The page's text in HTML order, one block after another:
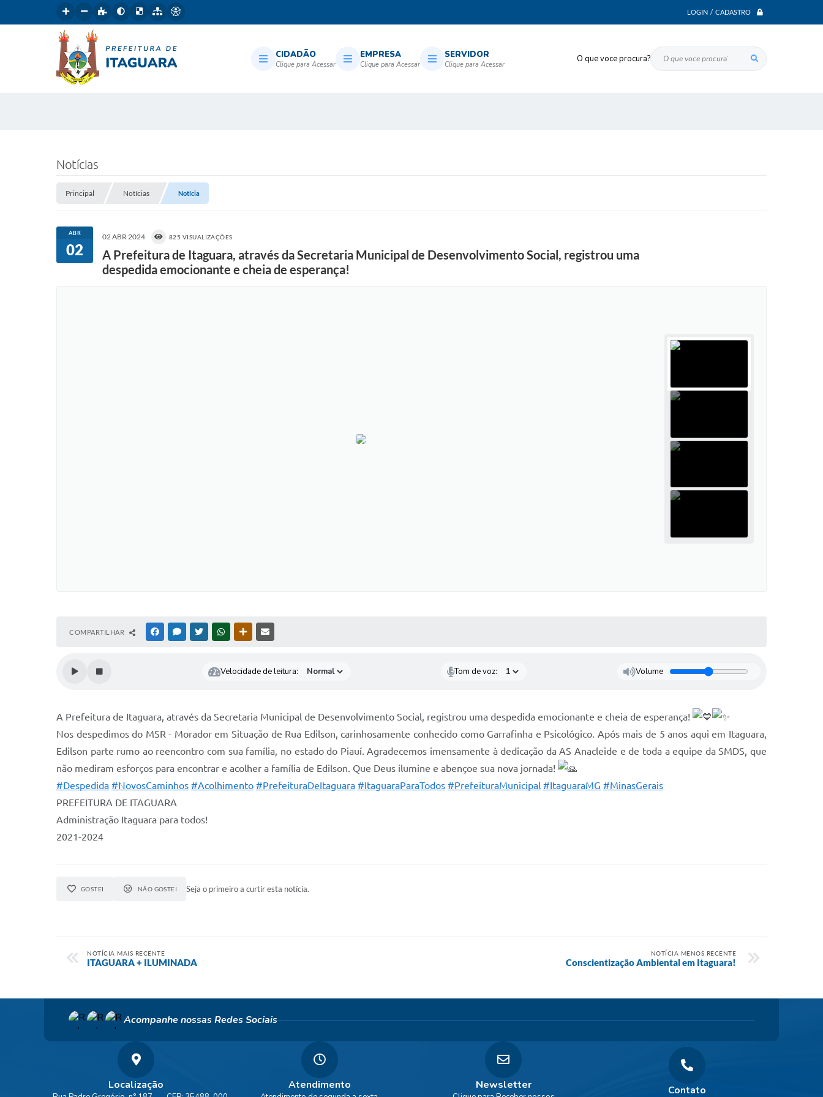
LOGIN / CADASTRO
O que voce procura?
CIDADÃO EMPRESA SERVIDOR
Notícias
Principal Notícias Notícia
ABR
02
02 ABR 2024 825 VISUALIZAÇÕES
A Prefeitura de Itaguara, através da Secretaria Municipal de Desenvolvimento Social, registrou uma
despedida emocionante e cheia de esperança!
COMPARTILHAR FACEBOOKMESSENGER
TWITTERWHATSAPPOUTRAS MÍDIAS
Velocidade de leitura: Tom de voz: Volume
A Prefeitura de Itaguara, através da Secretaria Municipal de Desenvolvimento Social, registrou uma despedida emocionante e cheia de esperança!
Nos despedimos do MSR - Morador em Situação de Rua Edilson, carinhosamente conhecido como Garrafinha e Psicológico. Após mais de 5 anos aqui em Itaguara,
Edilson parte rumo ao reencontro com sua família, no estado do Piauí. Agradecemos imensamente à dedicação da AS Anacleide e de toda a equipe da SMDS, que
não mediram esforços para encontrar e acolher a família de Edilson. Que Deus ilumine e abençoe sua nova jornada!
#Despedida #NovosCaminhos #Acolhimento #PrefeituraDeItaguara #ItaguaraParaTodos #PrefeituraMunicipal #ItaguaraMG #MinasGerais
PREFEITURA DE ITAGUARA
Administração Itaguara para todos!
2021-2024
GOSTEI NÃO GOSTEI Seja o primeiro a curtir esta notícia.
NOTÍCIA MAIS RECENTE
ITAGUARA + ILUMINADA
NOTÍCIA MENOS RECENTE
Conscientização Ambiental em Itaguara!
Acompanhe nossas Redes Sociais
Localização Contato
Atendimento Newsletter